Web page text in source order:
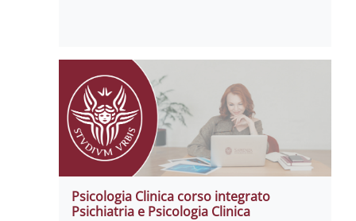
Psicologia Clinica corso integrato
Psichiatria e Psicologia Clinica